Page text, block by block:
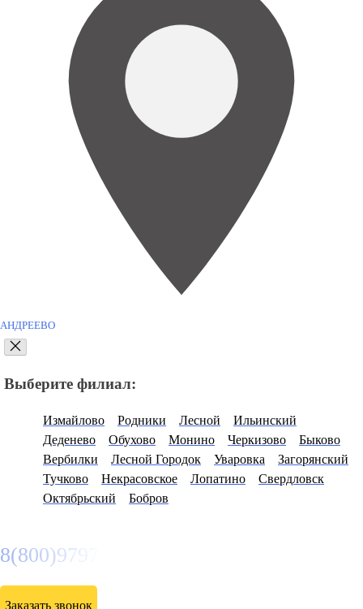
АНДРЕЕВО
Выберите филиал:
Измайлово Родники Лесной
Ильинский
Деденево
Обухово Монино Черкизово
Быково
Вербилки
Лесной Городок Уваровка
Загорянский
Тучково
Некрасовское Лопатино
Свердловск
Октябрьский
Бобров
8(800)9797043
Заказать звонок